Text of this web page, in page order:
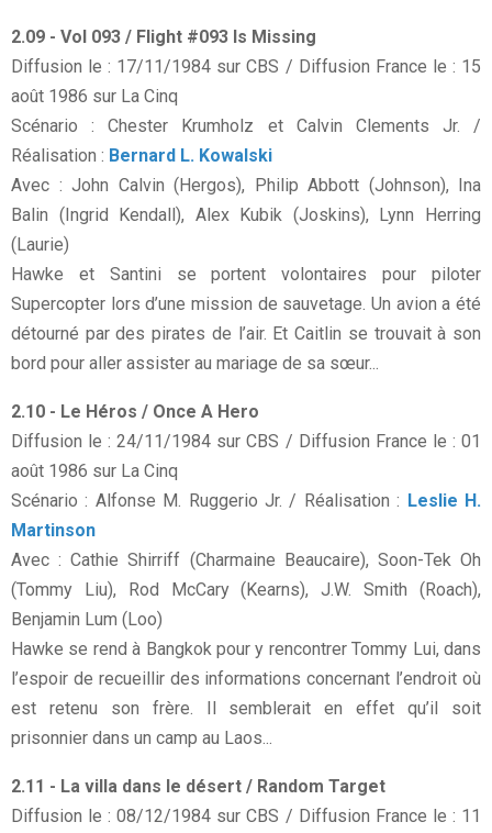
2.09 - Vol 093 / Flight #093 Is Missing
Diffusion le : 17/11/1984 sur CBS / Diffusion France le : 15
août 1986 sur La Cinq
Scénario : Chester Krumholz et Calvin Clements Jr. /
Réalisation : Bernard L. Kowalski
Avec : John Calvin (Hergos), Philip Abbott (Johnson), Ina
Balin (Ingrid Kendall), Alex Kubik (Joskins), Lynn Herring
(Laurie)
Hawke et Santini se portent volontaires pour piloter
Supercopter lors d’une mission de sauvetage. Un avion a été
détourné par des pirates de l’air. Et Caitlin se trouvait à son
bord pour aller assister au mariage de sa sœur...
2.10 - Le Héros / Once A Hero
Diffusion le : 24/11/1984 sur CBS / Diffusion France le : 01
août 1986 sur La Cinq
Scénario : Alfonse M. Ruggerio Jr. / Réalisation : Leslie H.
Martinson
Avec : Cathie Shirriff (Charmaine Beaucaire), Soon-Tek Oh
(Tommy Liu), Rod McCary (Kearns), J.W. Smith (Roach),
Benjamin Lum (Loo)
Hawke se rend à Bangkok pour y rencontrer Tommy Lui, dans
l’espoir de recueillir des informations concernant l’endroit où
est retenu son frère. Il semblerait en effet qu’il soit
prisonnier dans un camp au Laos...
2.11 - La villa dans le désert / Random Target
Diffusion le : 08/12/1984 sur CBS / Diffusion France le : 11